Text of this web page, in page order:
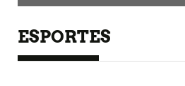
ESPORTES